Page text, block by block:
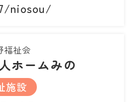
niosou/
福祉会
ホームみの
施設